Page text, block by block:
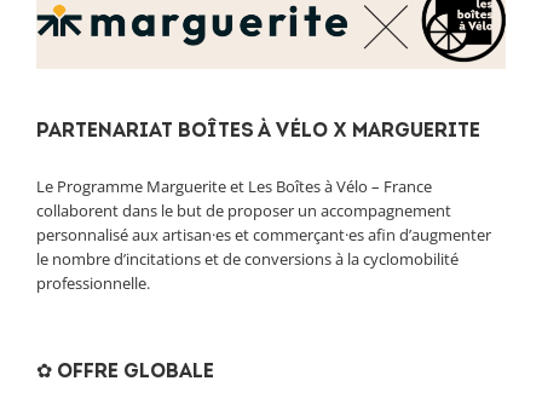
PARTENARIAT BOÎTES À VÉLO X MARGUERITE
Le Programme Marguerite et Les Boîtes à Vélo – France
collaborent dans le but de proposer un accompagnement
personnalisé aux artisan·es et commerçant·es afin d’augmenter
le nombre d’incitations et de conversions à la cyclomobilité
professionnelle.
✿ OFFRE GLOBALE